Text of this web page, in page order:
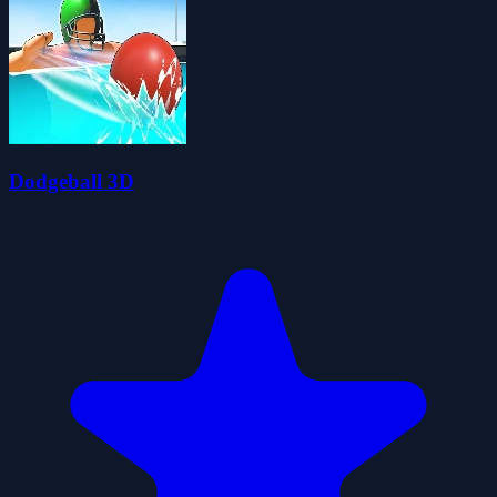
Dodgeball 3D